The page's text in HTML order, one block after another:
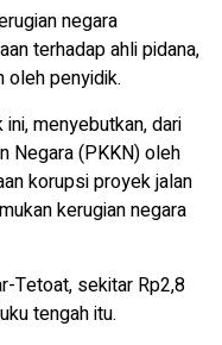
negara
terhadap ahli pidana,
oleh penyidik.
menyebutkan, dari
Negara (PKKN) oleh
korupsi proyek jalan
kerugian negara
Tetoat, sekitar Rp2,8
tengah itu.